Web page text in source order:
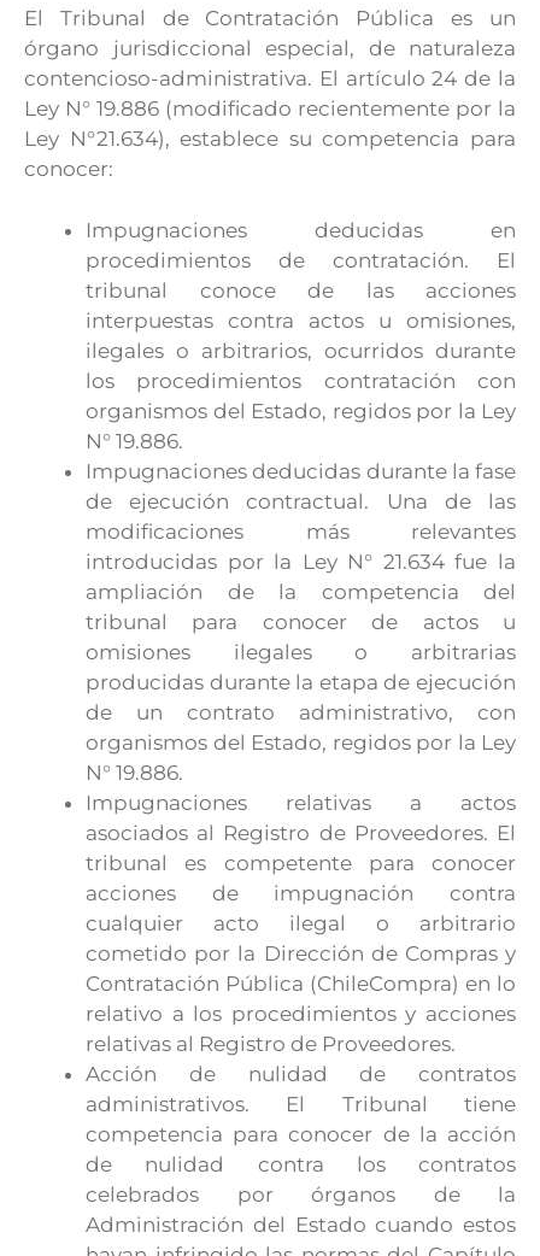
El Tribunal de Contratación Pública es un
órgano jurisdiccional especial, de naturaleza
contencioso-administrativa. El artículo 24 de la
Ley N° 19.886 (modificado recientemente por la
Ley N°21.634), establece su competencia para
conocer:
Impugnaciones deducidas en
procedimientos de contratación. El
tribunal conoce de las acciones
interpuestas contra actos u omisiones,
ilegales o arbitrarios, ocurridos durante
los procedimientos contratación con
organismos del Estado, regidos por la Ley
N° 19.886.
Impugnaciones deducidas durante la fase
de ejecución contractual. Una de las
modificaciones más relevantes
introducidas por la Ley N° 21.634 fue la
ampliación de la competencia del
tribunal para conocer de actos u
omisiones ilegales o arbitrarias
producidas durante la etapa de ejecución
de un contrato administrativo, con
organismos del Estado, regidos por la Ley
N° 19.886.
Impugnaciones relativas a actos
asociados al Registro de Proveedores. El
tribunal es competente para conocer
acciones de impugnación contra
cualquier acto ilegal o arbitrario
cometido por la Dirección de Compras y
Contratación Pública (ChileCompra) en lo
relativo a los procedimientos y acciones
relativas al Registro de Proveedores.
Acción de nulidad de contratos
administrativos. El Tribunal tiene
competencia para conocer de la acción
de nulidad contra los contratos
celebrados por órganos de la
Administración del Estado cuando estos